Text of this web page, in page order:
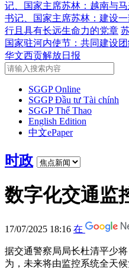
记、国家主席苏林：越南与
书记、国家主席苏林：建设
行且具有长远生命力的党章
国家驻河内使节：共同建设
华文西贡解放日报
SGGP Online
SGGP Đầu tư Tài chính
SGGP Thể Thao
English Edition
中文ePaper
时政
数字化交通监
17/07/2025 18:16 在
据交通警察局局长杜清平少
为，未来将由监控系统全天